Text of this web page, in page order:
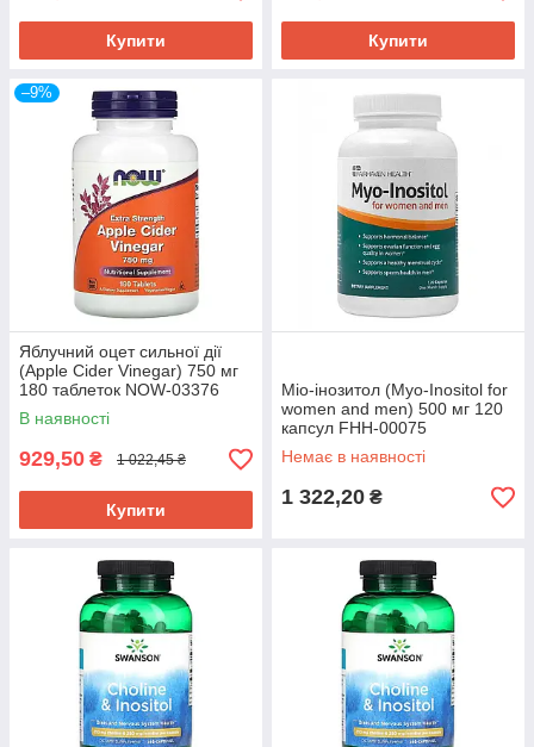
Купити Купити
–9%
Яблучний оцет сильної дії
(Apple Cider Vinegar) 750 мг
180 таблеток NOW-03376
В наявності
929,50 ₴ 1 022,45 ₴
Купити
Міо-інозитол (Myo-Inositol for
women and men) 500 мг 120
капсул FHH-00075
Немає в наявності
1 322,20 ₴